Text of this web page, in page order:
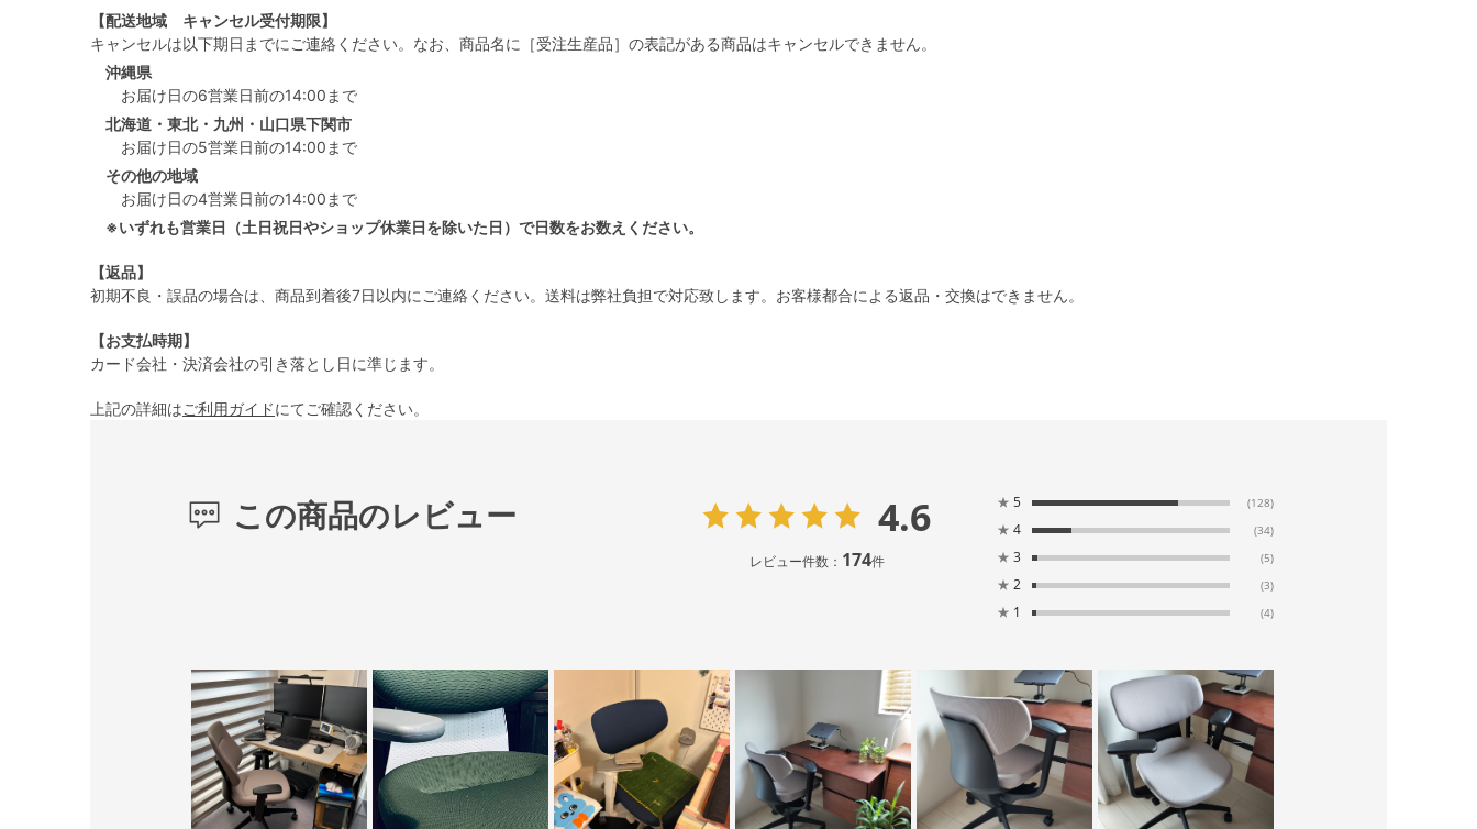
【配送地域 キャンセル受付期限】
キャンセルは以下期日までにご連絡ください。なお、商品名に［受注生産品］の表記がある商品はキャンセルできません。
沖縄県
お届け日の6営業日前の14:00まで
北海道・東北・九州・山口県下関市
お届け日の5営業日前の14:00まで
その他の地域
お届け日の4営業日前の14:00まで
※いずれも営業日（土日祝日やショップ休業日を除いた日）で日数をお数えください。
【返品】
初期不良・誤品の場合は、商品到着後7日以内にご連絡ください。送料は弊社負担で対応致します。お客様都合による返品・交換はできません。
【お支払時期】
カード会社・決済会社の引き落とし日に準じます。
上記の詳細はご利用ガイドにてご確認ください。
この商品のレビュー 4.6
レビュー件数： 174件
★ 5 (128)
★ 4 (34)
★ 3 (5)
★ 2 (3)
★ 1 (4)